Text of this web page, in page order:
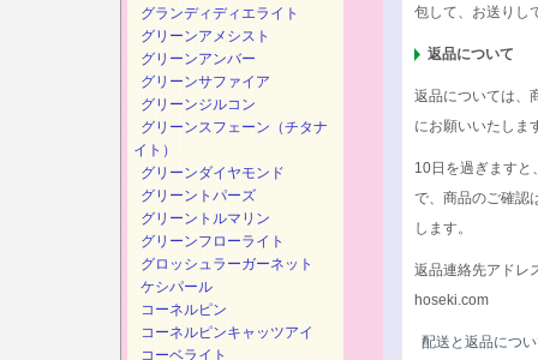
包して、お送りし
返品について
返品については、
にお願いいたしま
10日を過ぎますと
で、商品のご確認
します。
返品連絡先アドレ
hoseki.com
配送と返品につ
グランディディエライト
グリーンアメシスト
グリーンアンバー
グリーンサファイア
グリーンジルコン
グリーンスフェーン（チタナ
イト）
グリーンダイヤモンド
グリーントパーズ
グリーントルマリン
グリーンフローライト
グロッシュラーガーネット
ケシパール
コーネルピン
コーネルピンキャッツアイ
コーベライト